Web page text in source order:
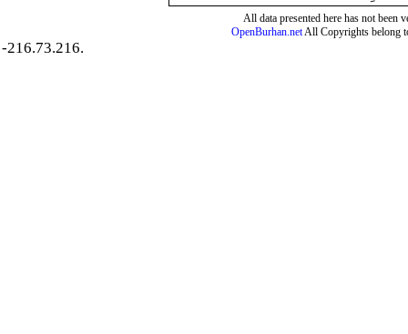
All data presented here has not been
OpenBurhan.netAll Copyrights belong
-216.73.216.